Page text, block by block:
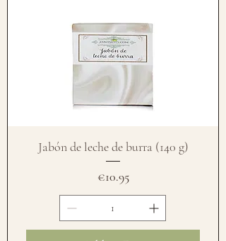
Jabón de leche de burra (140 g)
Price
€10.95